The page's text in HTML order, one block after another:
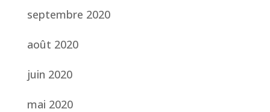
septembre 2020
août 2020
juin 2020
mai 2020